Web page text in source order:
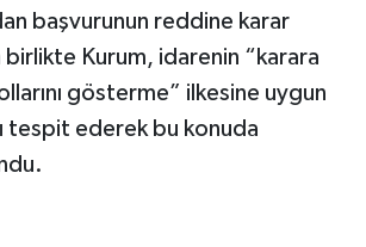
başvurunun reddine karar
Kurum, idarenin “karara
gösterme” ilkesine uygun
tespit ederek bu konuda